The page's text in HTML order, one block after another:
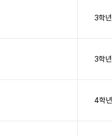
3학년
3학년
4학년